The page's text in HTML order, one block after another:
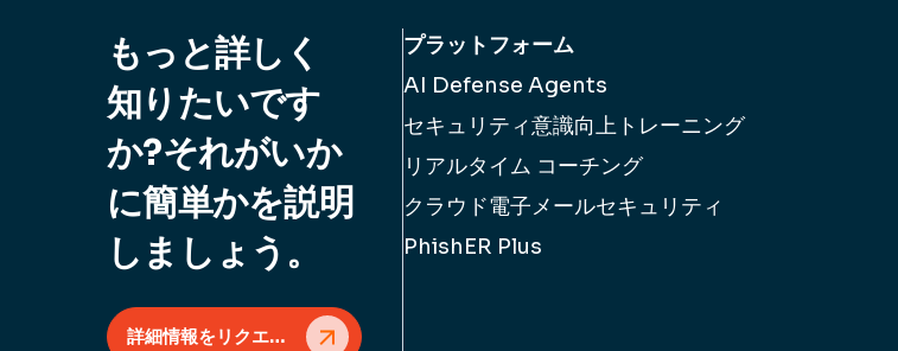
もっと詳しく
知りたいです
か?それがいか
に簡単かを説明
しましょう。
詳細情報をリクエスト
プラットフォーム
AI Defense Agents
セキュリティ意識向上 トレーニング
リアルタイム コーチング
クラウド電子メールセキュリティ
PhishER Plus